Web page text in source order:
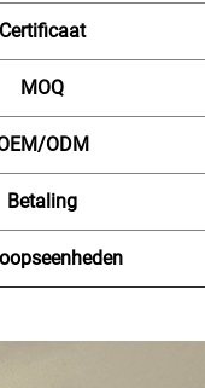
Certificaat
MOQ
ODM
Betaling